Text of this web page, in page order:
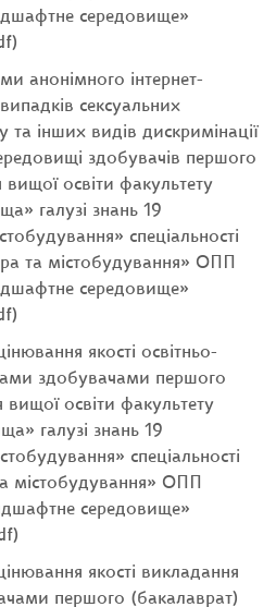
середовище»
анонімного інтернет-
сексуальних
та інших видів дискримінації
здобувачів першого
вищої освіти факультету
галузі знань 19
спеціальності
та містобудування» ОПП
середовище»
якості освітньо-
здобувачами першого
вищої освіти факультету
галузі знань 19
спеціальності
містобудування» ОПП
середовище»
якості викладання
першого (бакалаврат)